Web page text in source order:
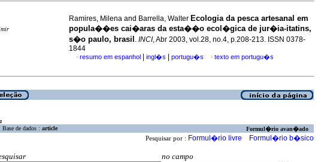
Ramires, Milena and Barrella, Walter Ecologia da pesca artesanal em
popula��es cai�aras da esta��o ecol�gica de jur�ia-itatins,
s�o paulo, brasil . INCI, Abr 2003, vol.28, no.4, p.208-213. ISSN 0378-
1844
· resumo em espanhol ingl�s portugu�s · texto em portugu�s
Base de dados : article Formul�rio avan�ado
Pesquisar por : Formul�rio livre Formul�rio b�sico
no campo